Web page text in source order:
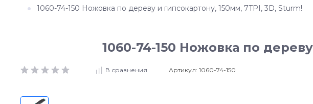
1060-74-150 Ножовка по дереву и гипсокартону, 150мм, 7TPI, 3D, Sturm!
1060-74-150 Ножовка по
В сравнения Артикул: 1060-74-150